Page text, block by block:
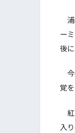
浦
ー
後
今
覚
紅
入